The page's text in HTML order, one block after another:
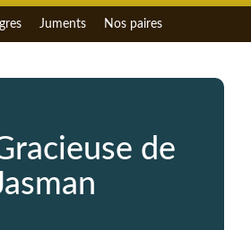
Juments Nos paires
de